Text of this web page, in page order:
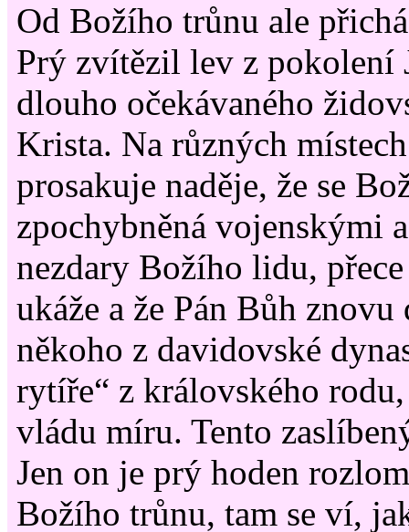
Od Božího trůnu ale
Prý zvítězil lev z pokolení
dlouho očekávaného
Krista. Na různých
prosakuje naděje, že se
zpochybněná vojenskými
nezdary Božího lidu,
ukáže a že Pán Bůh
někoho z davidovské
rytíře“ z královského
vládu míru. Tento
Jen on je prý hoden
Božího trůnu, tam se ví,